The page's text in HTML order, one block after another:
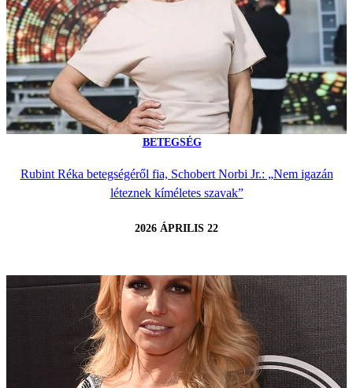
BETEGSÉG
Rubint Réka betegségéről fia, Schobert Norbi Jr.: „Nem igazán
léteznek kíméletes szavak”
2026 ÁPRILIS 22